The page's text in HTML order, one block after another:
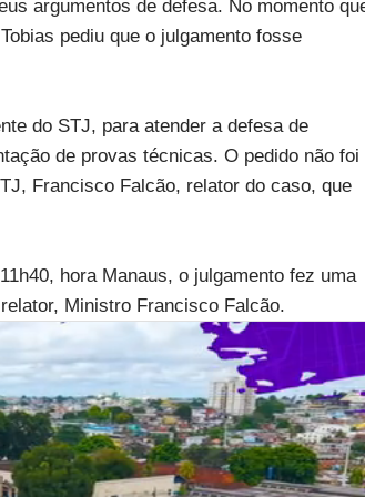
argumentos de defesa. No momento
pediu que o julgamento fosse
do STJ, para atender a defesa de
de provas técnicas. O pedido não foi
Francisco Falcão, relator do caso, que
hora Manaus, o julgamento fez uma
Ministro Francisco Falcão.